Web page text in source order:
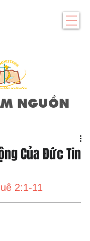
NGUỒN
Của Đức Tin
2:1-11